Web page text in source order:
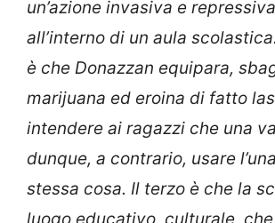
un’azione invasiva e
all’interno di un aula
è che Donazzan equipara,
marijuana ed eroina di fatto
intendere ai ragazzi che una
dunque, a contrario, usare
stessa cosa. Il terzo è che la